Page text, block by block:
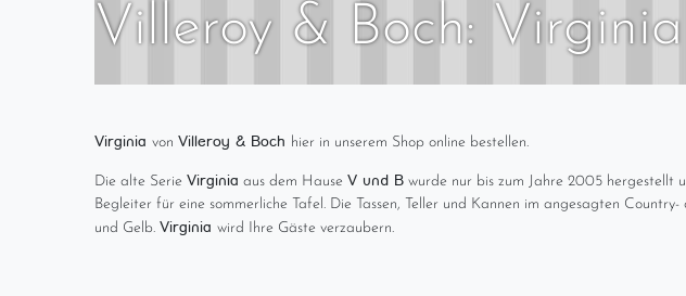
Villeroy & Boch: Virginia
Virginia von Villeroy & Boch hier in unserem Shop online bestellen.
Die alte Serie Virginia aus dem Hause V und B wurde nur bis zum Jahre 2005 hergestellt
Begleiter für eine sommerliche Tafel. Die Tassen, Teller und Kannen im angesagten
und Gelb. Virginia wird Ihre Gäste verzaubern.